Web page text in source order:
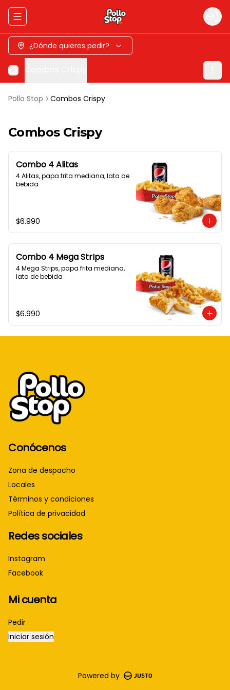
Abrir menu de navegación Login
¿Dónde quieres pedir?
Pollo Stop Combos Crispy
Combos Crispy
Combo 4 Alitas
4 Alitas, papa frita mediana, lata de
bebida
$6.990
Combo 4 Mega StrIps
4 Mega Strips, papa frita mediana,
lata de bebida
$6.990
Conócenos
Zona de despacho
Locales
Términos y condiciones
Política de privacidad
Redes sociales
Instagram
Facebook
Mi cuenta
Pedir
Iniciar sesión
Powered by